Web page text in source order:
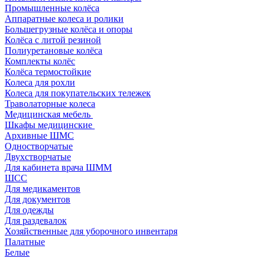
Промышленные колёса
Аппаратные колеса и ролики
Большегрузные колёса и опоры
Колёса с литой резиной
Полиуретановые колёса
Комплекты колёс
Колёса термостойкие
Колеса для рохли
Колеса для покупательских тележек
Траволаторные колеса
Медицинская мебель
Шкафы медицинские
Архивные ШМС
Одностворчатые
Двухстворчатые
Для кабинета врача ШММ
ШСС
Для медикаментов
Для документов
Для одежды
Для раздевалок
Хозяйственные для уборочного инвентаря
Палатные
Белые